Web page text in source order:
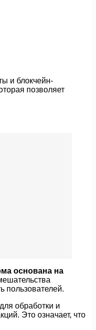
и блокчейн-
позволяет
основана на
пользователей.
обработки и
Это означает, что